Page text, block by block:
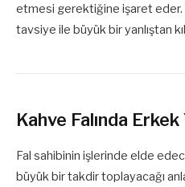
etmesi gerektiğine işaret eder.
tavsiye ile büyük bir yanlıştan
Kahve Falında
Fal sahibinin işlerinde elde
büyük bir takdir toplayacağı